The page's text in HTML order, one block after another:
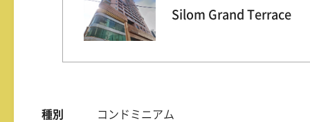
Silom Grand Terrace
種別 コンドミニアム